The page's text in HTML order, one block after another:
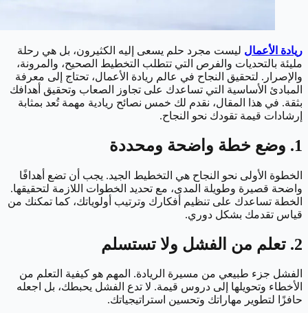
ريادة الأعمال ليست مجرد حلم يسعى إليه الكثيرون، بل هي رحلة
مليئة بالتحديات والفرص التي تتطلب التخطيط الصحيح، والمرونة،
والإصرار. لتحقيق النجاح في عالم ريادة الأعمال، تحتاج إلى معرفة
المبادئ الأساسية التي تساعدك على تجاوز الصعاب وتحقيق أهدافك
بثقة. في هذا المقال، نقدم لك خمس نصائح ريادية مهمة تُعد بمثابة
إرشادات قيمة تقودك نحو النجاح.
1. وضع خطة واضحة ومحددة
الخطوة الأولى نحو النجاح هي التخطيط الجيد. يجب أن تضع أهدافًا
واضحة قصيرة وطويلة المدى، مع تحديد الخطوات اللازمة لتحقيقها.
الخطة تساعدك على تنظيم أفكارك وترتيب أولوياتك، كما تمكنك من
قياس تقدمك بشكل دوري.
2. تعلم من الفشل ولا تستسلم
الفشل جزء طبيعي من مسيرة الريادة. المهم هو كيفية التعلم من
الأخطاء وتحويلها إلى دروس قيمة. لا تدع الفشل يحبطك، بل اجعله
حافزًا لتطوير مهاراتك وتحسين استراتيجياتك.